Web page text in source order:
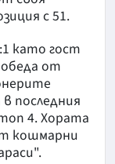
с 51.
като гост
от
последния
4. Хората
кошмарни